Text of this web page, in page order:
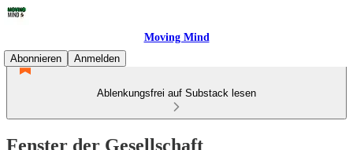
Moving Mind
Abonnieren
Anmelden
Ablenkungsfrei auf Substack lesen
Fenster der Gesellschaft